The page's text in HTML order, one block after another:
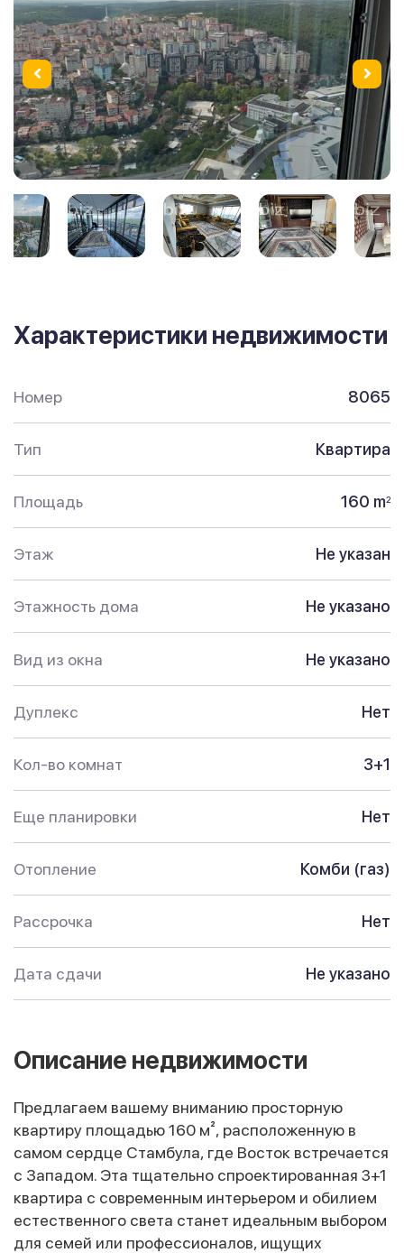
Характеристики недвижимости
Номер 8065
Тип Квартира
Площадь 160 m2
Этаж Не указан
Этажность дома Не указано
Вид из окна Не указано
Дуплекс Нет
Кол-во комнат 3+1
Еще планировки Нет
Отопление Комби (газ)
Рассрочка Нет
Дата сдачи Не указано
Описание недвижимости
Предлагаем вашему вниманию просторную
квартиру площадью 160 м², расположенную в
самом сердце Стамбула, где Восток встречается
с Западом. Эта тщательно спроектированная 3+1
квартира с современным интерьером и обилием
естественного света станет идеальным выбором
для семей или профессионалов, ищущих